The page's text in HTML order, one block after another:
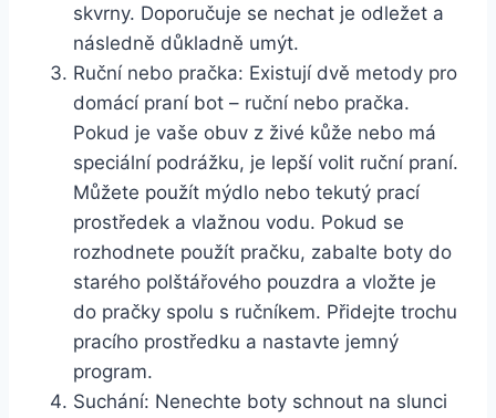
⁢skvrny. Doporučuje se ⁣nechat ‍je odležet a
následně důkladně umýt.
Ruční nebo‍ pračka: Existují ⁢dvě metody pro
‍domácí praní bot – ⁢ruční​ nebo ⁤pračka.‍
Pokud je vaše obuv z živé kůže nebo má
⁤speciální podrážku, ‍je lepší volit ruční praní.
Můžete ‍použít mýdlo nebo​ tekutý⁢ prací
prostředek a vlažnou vodu.⁤ Pokud se
rozhodnete ‍použít⁤ pračku, zabalte ‌boty do
starého‍ polštářového pouzdra ⁤a vložte je
do pračky spolu s ručníkem. Přidejte trochu
pracího prostředku a nastavte jemný
program.
Suchání: Nenechte boty‍ schnout na slunci